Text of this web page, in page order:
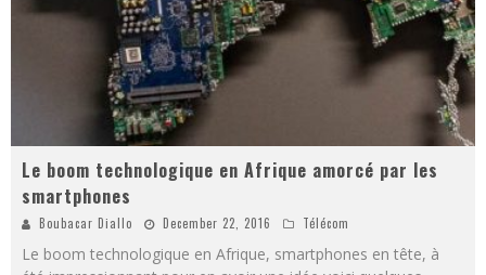
Le boom technologique en Afrique amorcé par les
smartphones
Boubacar Diallo December 22, 2016 Télécom
Le boom technologique en Afrique, smartphones en tête, à